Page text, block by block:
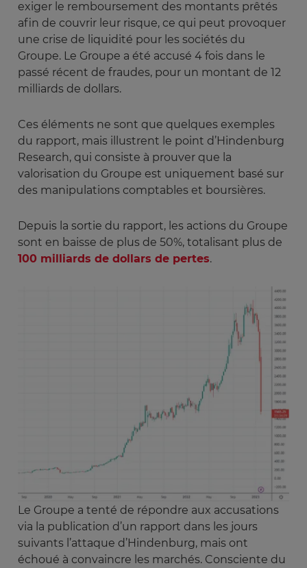
exiger le remboursement des montants prêtés
afin de couvrir leur risque, ce qui peut provoquer
une crise de liquidité pour les sociétés du
Groupe. Le Groupe a été accusé 4 fois dans le
passé récent de fraudes, pour un montant de 12
milliards de dollars.
Ces éléments ne sont que quelques exemples
du rapport, mais illustrent le point d’Hindenburg
Research, qui consiste à prouver que la
valorisation du Groupe est uniquement basé sur
des manipulations comptables et boursières.
Depuis la sortie du rapport, les actions du Groupe
sont en baisse de plus de 50%, totalisant plus de
100 milliards de dollars de pertes.
Le Groupe a tenté de répondre aux accusations
via la publication d’un rapport dans les jours
suivants l’attaque d’Hindenburg, mais ont
échoué à convaincre les marchés. Consciente du